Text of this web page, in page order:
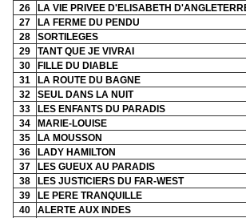
26
LA VIE PRIVEE D'ELISABETH
27
LA FERME DU PENDU
28
SORTILEGES
29
TANT QUE JE VIVRAI
30
FILLE DU DIABLE
31
LA ROUTE DU BAGNE
32
SEUL DANS LA NUIT
33
LES ENFANTS DU PARADIS
34
MARIE-LOUISE
35
LA MOUSSON
36
LADY HAMILTON
37
LES GUEUX AU PARADIS
38
LES JUSTICIERS DU FAR-WEST
39
LE PERE TRANQUILLE
40
ALERTE AUX INDES